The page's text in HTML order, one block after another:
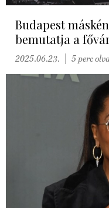
Budapest
bemutatja a
2025.06.23. 5 perc